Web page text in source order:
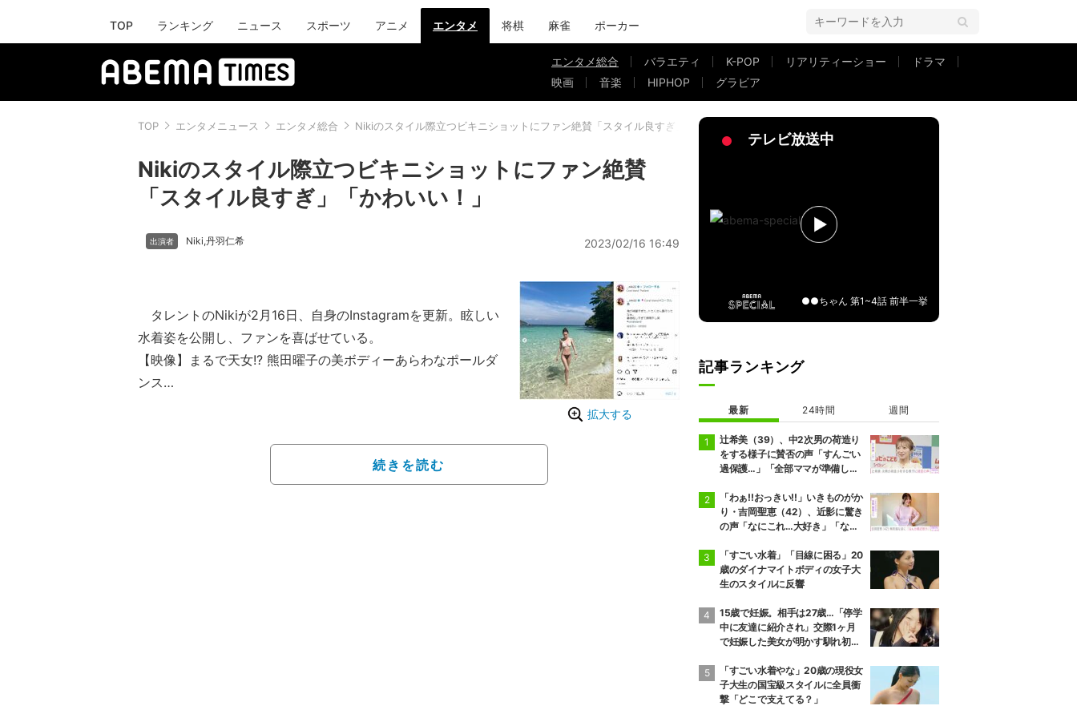
TOP ランキング ニュース スポーツ アニメ エンタメ 将棋 麻雀 ポーカー
エンタメ総合 バラエティ K-POP リアリティーショー
ドラマ
映画
音楽 HIPHOP グラビア
TOP エンタメニュース エンタメ総合 Nikiのスタイル際立つビキニショットにファン絶賛「スタイル良すぎ」「かわいい！」
Nikiのスタイル際立つビキニショットにファン絶賛
「スタイル良すぎ」「かわいい！」
Niki,丹羽仁希 2023/02/16 16:49
拡大する
タレントのNikiが2月16日、自身のInstagramを更新。眩しい
水着姿を公開し、ファンを喜ばせている。
【映像】まるで天女!? 熊田曜子の美ボディーあらわなポールダ
ンス
添え、オフショットを公開。その画像でNikiは、抜群のスタイ
ル際立つ白のビキニ姿で、海辺を歩く写真を複数にわたって披
続きを読む
テレビ放送中
●●ちゃん 第1~4話 前半一挙
記事ランキング
最新 24時間 週間
辻希美（39）、中2次男の荷造り
をする様子に賛否の声「すんごい
過保護…」「全部ママが準備して
「わぁ!!おっきい!!」いきものがか
り・吉岡聖恵（42）、近影に驚き
の声「なにこれ…大好き」「なん
「すごい水着」「目線に困る」20
歳のダイナマイトボディの女子大
生のスタイルに反響
15歳で妊娠。相手は27歳…「停学
中に友達に紹介され」交際1ヶ月
で妊娠した美女が明かす馴れ初め
絶句
「すごい水着やな」20歳の現役女
子大生の国宝級スタイルに全員衝
撃「どこで支えてる？」